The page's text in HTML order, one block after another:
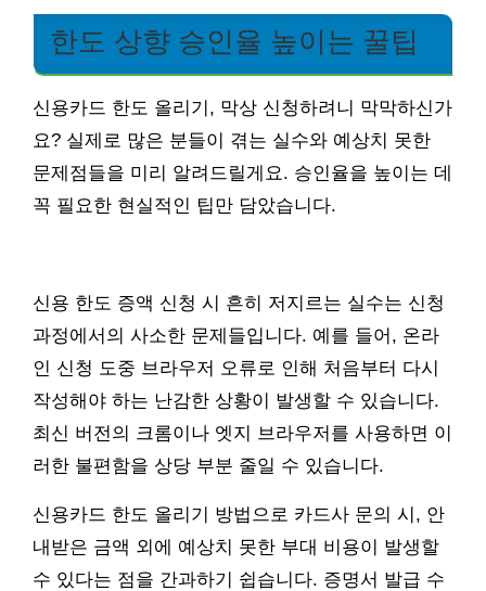
한도 상향 승인율 높이는 꿀팁
신용카드 한도 올리기, 막상 신청하려니 막막하신가
요? 실제로 많은 분들이 겪는 실수와 예상치 못한
문제점들을 미리 알려드릴게요. 승인율을 높이는 데
꼭 필요한 현실적인 팁만 담았습니다.
신용 한도 증액 신청 시 흔히 저지르는 실수는 신청
과정에서의 사소한 문제들입니다. 예를 들어, 온라
인 신청 도중 브라우저 오류로 인해 처음부터 다시
작성해야 하는 난감한 상황이 발생할 수 있습니다.
최신 버전의 크롬이나 엣지 브라우저를 사용하면 이
러한 불편함을 상당 부분 줄일 수 있습니다.
신용카드 한도 올리기 방법으로 카드사 문의 시, 안
내받은 금액 외에 예상치 못한 부대 비용이 발생할
수 있다는 점을 간과하기 쉽습니다. 증명서 발급 수